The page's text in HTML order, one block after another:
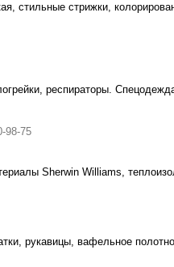
стильные стрижки,
респираторы.
98-75
Sherwin Williams,
рукавицы, вафельное